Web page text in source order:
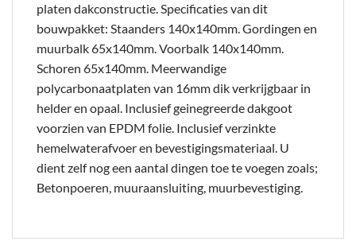
platen dakconstructie. Specificaties van dit
bouwpakket: Staanders 140x140mm. Gordingen en
muurbalk 65x140mm. Voorbalk 140x140mm.
Schoren 65x140mm. Meerwandige
polycarbonaatplaten van 16mm dik verkrijgbaar in
helder en opaal. Inclusief geinegreerde dakgoot
voorzien van EPDM folie. Inclusief verzinkte
hemelwaterafvoer en bevestigingsmateriaal. U
dient zelf nog een aantal dingen toe te voegen zoals;
Betonpoeren, muuraansluiting, muurbevestiging.